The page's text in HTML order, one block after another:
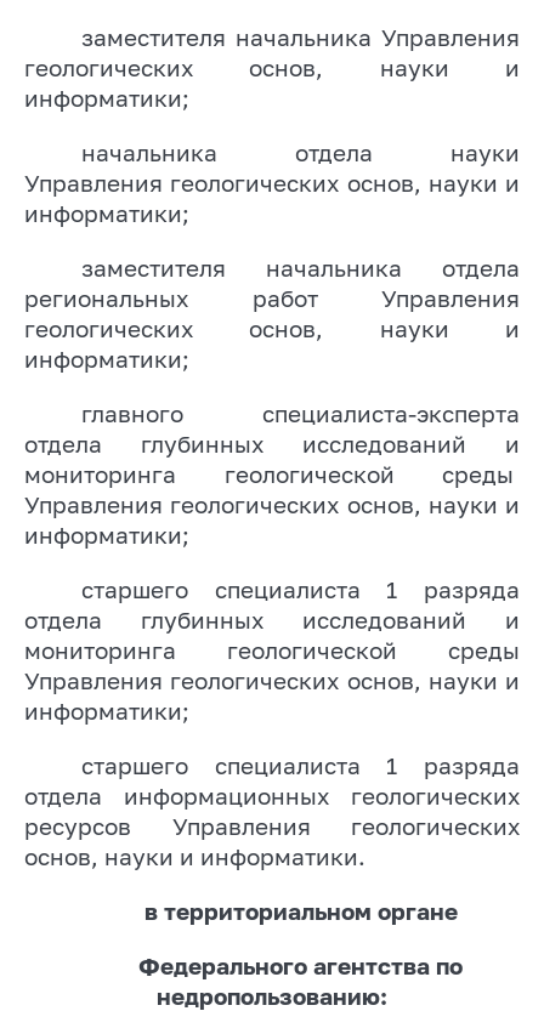
заместителя начальника Управления
геологических основ, науки и
информатики;
начальника отдела науки
Управления геологических основ, науки и
информатики;
заместителя начальника отдела
региональных работ Управления
геологических основ, науки и
информатики;
главного специалиста-эксперта
отдела глубинных исследований и
мониторинга геологической среды
Управления геологических основ, науки и
информатики;
старшего специалиста 1 разряда
отдела глубинных исследований и
мониторинга геологической среды
Управления геологических основ, науки и
информатики;
старшего специалиста 1 разряда
отдела информационных геологических
ресурсов Управления геологических
основ, науки и информатики.
в территориальном органе
Федерального агентства по
недропользованию: